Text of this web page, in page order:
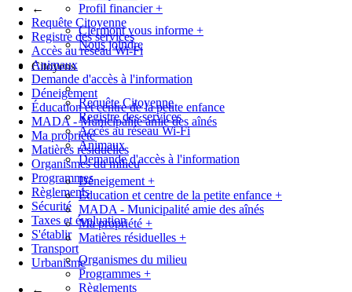
←
Requête Citoyenne
Registre des services
Accès au réseau Wi-Fi
Animaux
Demande d'accès à l'information
Déneigement
Éducation et centre de la petite enfance
MADA - Municipalité amie des aînés
Ma propriété
Matières résiduelles
Organismes du milieu
Programmes
Règlements
Sécurité
Taxes et évaluation
S'établir
Transport
Urbanisme
←
Profil financier+
Clermont vous informe +
Nous joindre
Citoyens
Requête Citoyenne
Registre des services
Accès au réseau Wi-Fi
Animaux
Demande d'accès à l'information
Déneigement +
Éducation et centre de la petite enfance +
MADA - Municipalité amie des aînés
Ma propriété +
Matières résiduelles +
Organismes du milieu
Programmes +
Règlements